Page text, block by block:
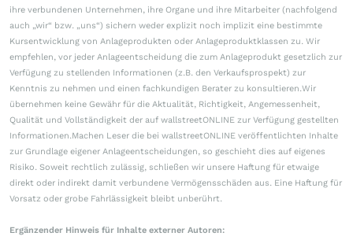
ihre verbundenen Unternehmen, ihre Organe und ihre Mitarbeiter (nachfolgend
auch „wir“ bzw. „uns“) sichern weder explizit noch implizit eine bestimmte
Kursentwicklung von Anlageprodukten oder Anlageproduktklassen zu. Wir
empfehlen, vor jeder Anlageentscheidung die zum Anlageprodukt gesetzlich zur
Verfügung zu stellenden Informationen (z.B. den Verkaufsprospekt) zur
Kenntnis zu nehmen und einen fachkundigen Berater zu konsultieren.Wir
übernehmen keine Gewähr für die Aktualität, Richtigkeit, Angemessenheit,
Qualität und Vollständigkeit der auf wallstreetONLINE zur Verfügung gestellten
Informationen.Machen Leser die bei wallstreetONLINE veröffentlichten Inhalte
zur Grundlage eigener Anlageentscheidungen, so geschieht dies auf eigenes
Risiko. Soweit rechtlich zulässig, schließen wir unsere Haftung für etwaige
direkt oder indirekt damit verbundene Vermögensschäden aus. Eine Haftung für
Vorsatz oder grobe Fahrlässigkeit bleibt unberührt.
Ergänzender Hinweis für Inhalte externer Autoren: